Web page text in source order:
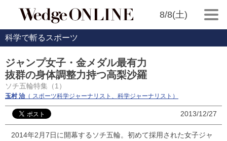
8/8(土)
科学で斬るスポーツ
ジャンプ女子・金メダル最有力
抜群の身体調整力持つ高梨沙羅
ソチ五輪特集（1）
玉村 治（ スポーツ科学ジャーナリスト、科学ジャーナリスト）
2013/12/27
2014年2月7日に開幕するソチ五輪。初めて採用された女子ジャ